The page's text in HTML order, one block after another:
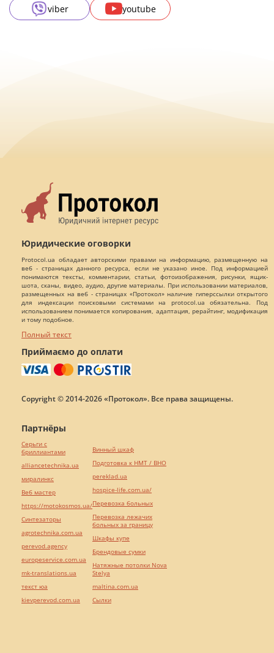
viber
youtube
Юридические оговорки
Protocol.ua обладает авторскими правами на информацию, размещенную на
веб - страницах данного ресурса, если не указано иное. Под информацией
понимаются тексты, комментарии, статьи, фотоизображения, рисунки, ящик-
шота, сканы, видео, аудио, другие материалы. При использовании материалов,
размещенных на веб - страницах «Протокол» наличие гиперссылки открытого
для индексации поисковыми системами на protocol.ua обязательна. Под
использованием понимается копирования, адаптация, рерайтинг, модификация
и тому подобное.
Полный текст
Приймаємо до оплати
Copyright © 2014-2026 «Протокол». Все права защищены.
Партнёры
Серьги с
бриллиантами
alliancetechnika.ua
миралинкс
Веб мастер
https://motokosmos.ua/
Синтезаторы
agrotechnika.com.ua
perevod.agency
europeservice.com.ua
mk-translations.ua
текст юа
kievperevod.com.ua
Винный шкаф
Подготовка к НМТ / ВНО
pereklad.ua
hospice-life.com.ua/
Перевозка больных
Перевозка лежачих
больных за границу
Шкафы купе
Брендовые сумки
Натяжные потолки Nova
Stelya
maltina.com.ua
Cылки